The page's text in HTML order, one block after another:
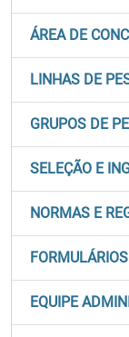
ÁREA DE
LINHAS DE
GRUPOS DE
SELEÇÃO E
NORMAS E
FORMULÁRIOS
EQUIPE